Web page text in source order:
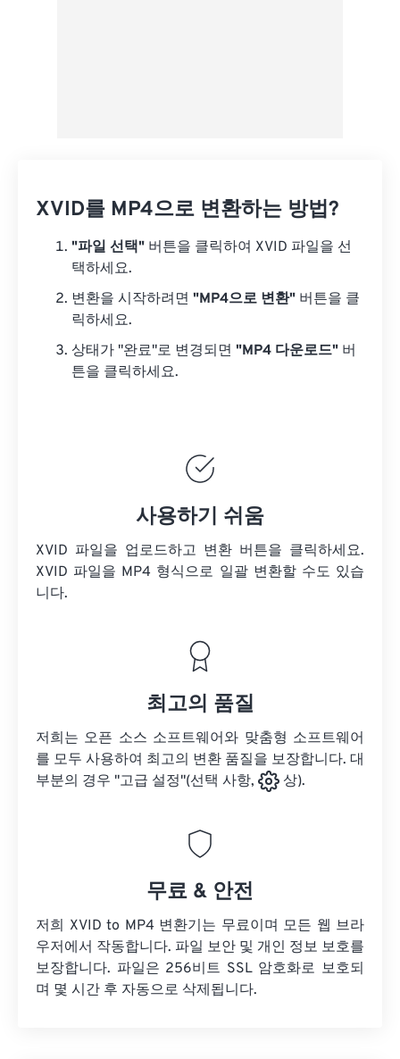
XVID를 MP4으로 변환하는 방법?
"파일 선택" 버튼을 클릭하여 XVID 파일을 선
택하세요.
변환을 시작하려면 "MP4으로 변환" 버튼을 클
릭하세요.
상태가 "완료"로 변경되면 "MP4 다운로드" 버
튼을 클릭하세요.
사용하기 쉬움
XVID 파일을 업로드하고 변환 버튼을 클릭하세요.
XVID 파일을 MP4 형식으로 일괄 변환할 수도 있습
니다.
최고의 품질
저희는 오픈 소스 소프트웨어와 맞춤형 소프트웨어
를 모두 사용하여 최고의 변환 품질을 보장합니다. 대
부분의 경우 "고급 설정"(선택 사항,
상).
무료 & 안전
저희 XVID to MP4 변환기는 무료이며 모든 웹 브라
우저에서 작동합니다. 파일 보안 및 개인 정보 보호를
보장합니다. 파일은 256비트 SSL 암호화로 보호되
며 몇 시간 후 자동으로 삭제됩니다.